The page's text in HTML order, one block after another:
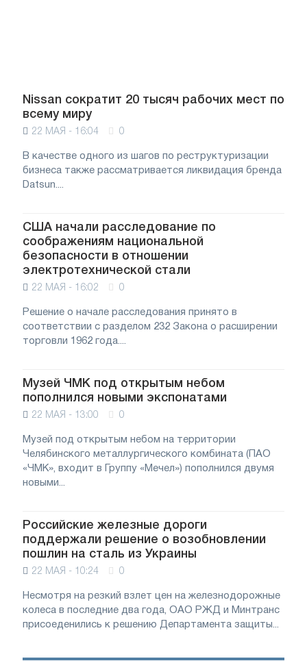
Nissan сократит 20 тысяч рабочих мест по
всему миру
22 МАЯ - 16:04 0
В качестве одного из шагов по реструктуризации
бизнеса также рассматривается ликвидация бренда
Datsun....
США начали расследование по
соображениям национальной
безопасности в отношении
электротехнической стали
22 МАЯ - 16:02 0
Решение о начале расследования принято в
соответствии с разделом 232 Закона о расширении
торговли 1962 года....
Музей ЧМК под открытым небом
пополнился новыми экспонатами
22 МАЯ - 13:00 0
Музей под открытым небом на территории
Челябинского металлургического комбината (ПАО
«ЧМК», входит в Группу «Мечел») пополнился двумя
новыми...
Российские железные дороги
поддержали решение о возобновлении
пошлин на сталь из Украины
22 МАЯ - 10:24 0
Несмотря на резкий взлет цен на железнодорожные
колеса в последние два года, ОАО РЖД и Минтранс
присоеденились к решению Департамента защиты...